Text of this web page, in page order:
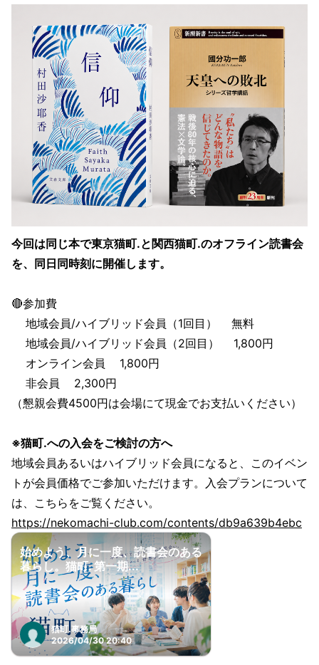
今回は同じ本で東京猫町.と関西猫町.のオフライン読書会
を、同日同時刻に開催します。
🔴参加費
地域会員/ハイブリッド会員（1回目） 無料
地域会員/ハイブリッド会員（2回目） 1,800円
オンライン会員 1,800円
非会員 2,300円
（懇親会費4500円は会場にて現金でお支払いください）
※猫町.への入会をご検討の方へ
地域会員あるいはハイブリッド会員になると、このイベン
トが会員価格でご参加いただけます。入会プランについて
は、こちらをご覧ください。
https://nekomachi-club.com/contents/db9a639b4ebc
始めよう、月に一度、読書会のある
暮らし。猫町. 第一期...
猫町.事務局
2026/04/30 20:40